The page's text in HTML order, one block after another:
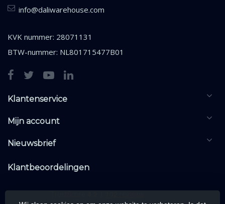
info@daliwarehouse.com
KVK nummer: 28071131
BTW-nummer: NL801715477B01
Klantenservice
Mijn account
Nieuwsbrief
Klantbeoordelingen